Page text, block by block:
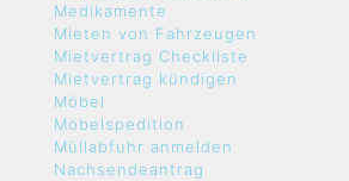
Medikamente
Mieten von Fahrzeugen
Mietvertrag Checkliste
Mietvertrag kündigen
Möbel
Möbelspedition
Müllabfuhr anmelden
Nachsendeantrag